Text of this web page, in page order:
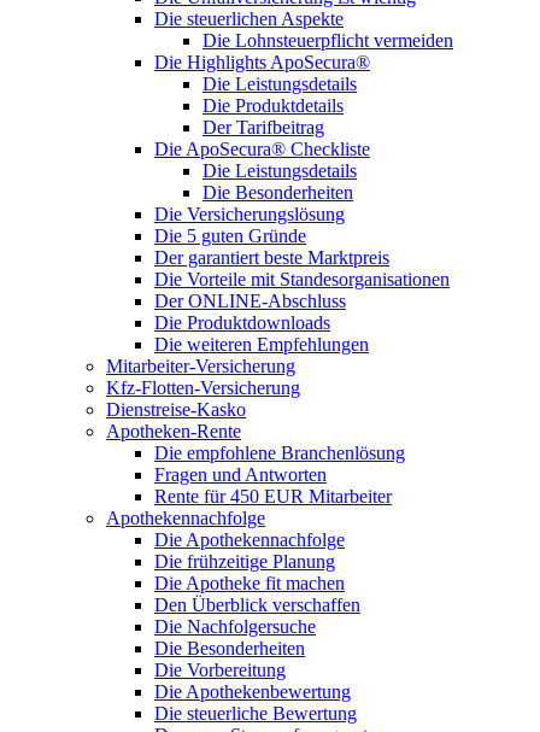
Die steuerlichen Aspekte
Die Lohnsteuerpflicht vermeiden
Die Highlights ApoSecura®
Die Leistungsdetails
Die Produktdetails
Der Tarifbeitrag
Die ApoSecura® Checkliste
Die Leistungsdetails
Die Besonderheiten
Die Versicherungslösung
Die 5 guten Gründe
Der garantiert beste Marktpreis
Die Vorteile mit Standesorganisationen
Der ONLINE-Abschluss
Die Produktdownloads
Die weiteren Empfehlungen
Mitarbeiter-Versicherung
Kfz-Flotten-Versicherung
Dienstreise-Kasko
Apotheken-Rente
Die empfohlene Branchenlösung
Fragen und Antworten
Rente für 450 EUR Mitarbeiter
Apothekennachfolge
Die Apothekennachfolge
Die frühzeitige Planung
Die Apotheke fit machen
Den Überblick verschaffen
Die Nachfolgersuche
Die Besonderheiten
Die Vorbereitung
Die Apothekenbewertung
Die steuerliche Bewertung